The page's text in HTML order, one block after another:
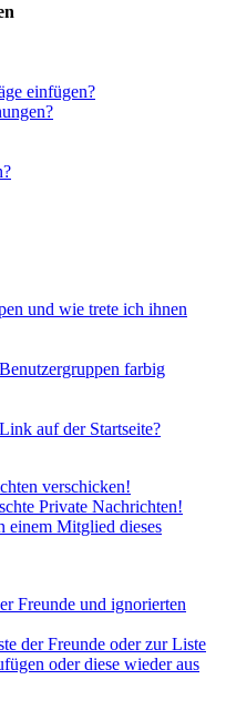
einfügen?
und wie trete ich ihnen
farbig
auf der Startseite?
verschicken!
Private Nachrichten!
einem Mitglied dieses
Freunde und ignorierten
der Freunde oder zur Liste
oder diese wieder aus